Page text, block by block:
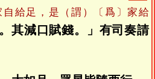
給足，是（謂）〔爲〕家給
其減口賦錢。」有司奏請